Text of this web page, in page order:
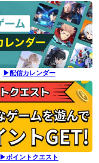
▶配信カレンダー
▶ポイントクエスト